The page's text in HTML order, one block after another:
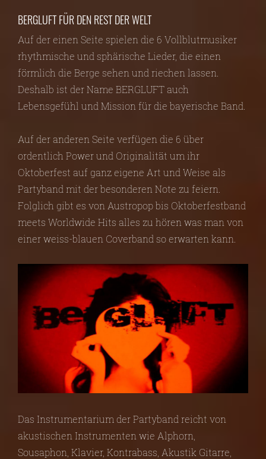
BERGLUFT FÜR DEN REST DER WELT
Auf der einen Seite spielen die 6 Vollblutmusiker
rhythmische und sphärische Lieder, die einen
förmlich die Berge sehen und riechen lassen.
Deshalb ist der Name BERGLUFT auch
Lebensgefühl und Mission für die bayerische Band.
Auf der anderen Seite verfügen die 6 über
ordentlich Power und Originalität um ihr
Oktoberfest auf ganz eigene Art und Weise als
Partyband mit der besonderen Note zu feiern.
Folglich gibt es von Austropop bis Oktoberfestband
meets Worldwide Hits alles zu hören was man von
einer weiss-blauen Coverband so erwarten kann.
Das Instrumentarium der Partyband reicht von
akustischen Instrumenten wie Alphorn,
Sousaphon, Klavier, Kontrabass, Akustik Gitarre,